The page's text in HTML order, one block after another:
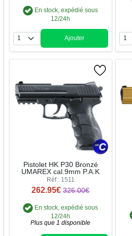
En stock, expédié sous
12/24h
Quantité
Ajouter
Pistolet HK P30 Bronzé
UMAREX cal.9mm P.A.K
Réf : 1511
262.95€ 326.00€
En stock, expédié sous
12/24h
Plus que 1 disponible